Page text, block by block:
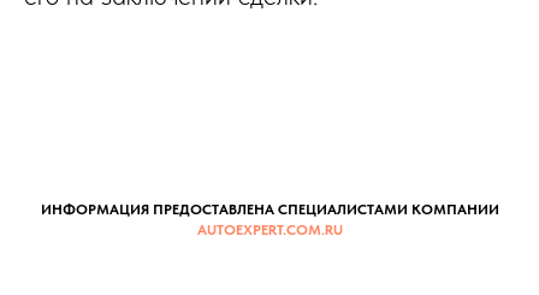
ИНФОРМАЦИЯ ПРЕДОСТАВЛЕНА СПЕЦИАЛИСТАМИ КОМПАНИИ
AUTOEXPERT.COM.RU